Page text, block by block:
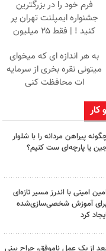
فرم خود را در بزرگترین
جشنواره ایمپلنت تهران پر
کنید ! | فقط ۲۵ میلیون
به هر اندازه ای که میخوای
میتونی نقره بخری از سرمایه
ات محافظت کنی
کار
پیراهن مردانه را با شلوار
یا پارچه‌ای ست کنیم؟
امینی با اندرز مسیر تازه‌ای
آموزش شخصی‌سازی‌شده
کرد